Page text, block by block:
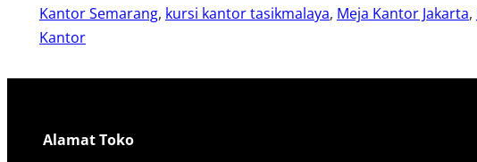
Kantor Semarang, kursi kantor tasikmalaya, Meja Kantor Jakarta,
Kantor
Alamat Toko